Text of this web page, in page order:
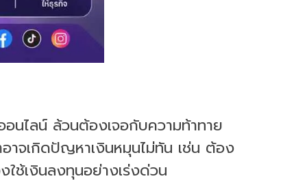
อนไลน์ ล้วนต้องเจอกับความท้าทาย
าจเกิดปัญหาเงินหมุนไม่ทัน เช่น ต้อง
ช้เงินลงทุนอย่างเร่งด่วน